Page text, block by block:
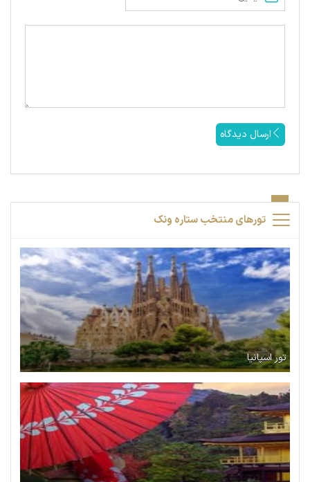
ارسال دیدگاه
تورهای منتخب ستاره ونک
تور اسپانیا